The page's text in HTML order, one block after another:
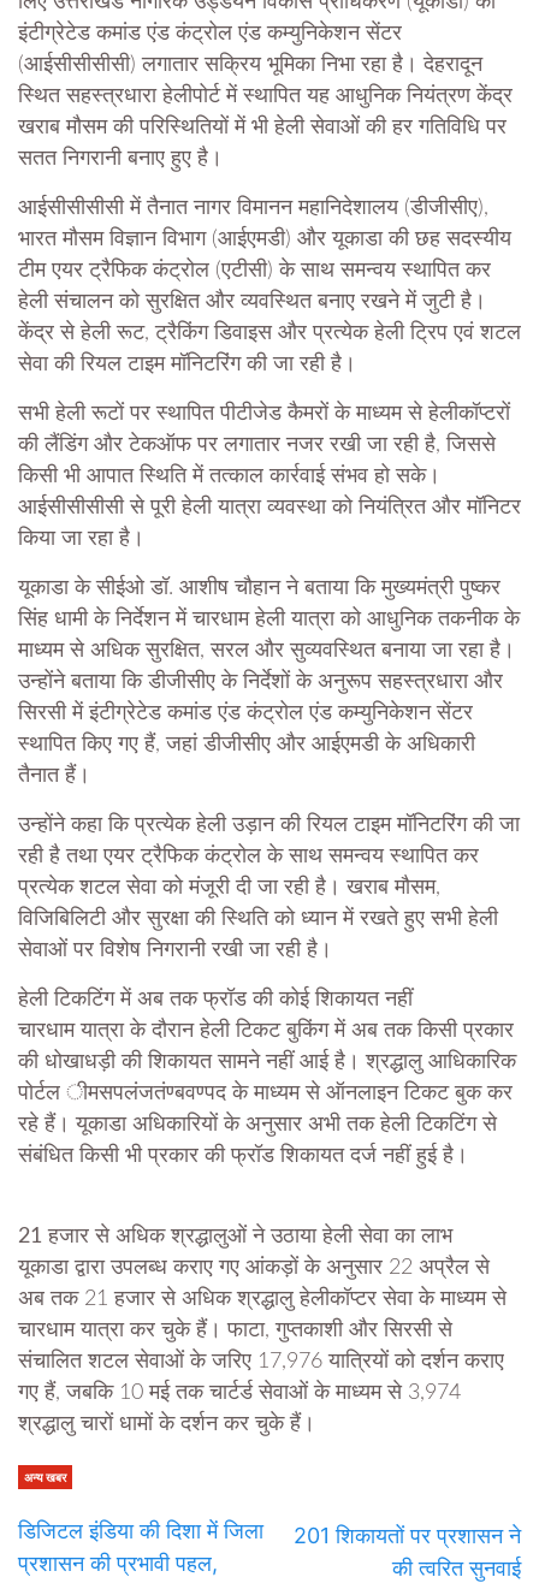
इंटीग्रेटेड कमांड एंड कंट्रोल एंड कम्युनिकेशन सेंटर
(आईसीसीसीसी) लगातार सक्रिय भूमिका निभा रहा है। देहरादून
स्थित सहस्त्रधारा हेलीपोर्ट में स्थापित यह आधुनिक नियंत्रण केंद्र
खराब मौसम की परिस्थितियों में भी हेली सेवाओं की हर गतिविधि पर
सतत निगरानी बनाए हुए है।
आईसीसीसीसी में तैनात नागर विमानन महानिदेशालय (डीजीसीए),
भारत मौसम विज्ञान विभाग (आईएमडी) और यूकाडा की छह सदस्यीय
टीम एयर ट्रैफिक कंट्रोल (एटीसी) के साथ समन्वय स्थापित कर
हेली संचालन को सुरक्षित और व्यवस्थित बनाए रखने में जुटी है।
केंद्र से हेली रूट, ट्रैकिंग डिवाइस और प्रत्येक हेली ट्रिप एवं शटल
सेवा की रियल टाइम मॉनिटरिंग की जा रही है।
सभी हेली रूटों पर स्थापित पीटीजेड कैमरों के माध्यम से हेलीकॉप्टरों
की लैंडिंग और टेकऑफ पर लगातार नजर रखी जा रही है, जिससे
किसी भी आपात स्थिति में तत्काल कार्रवाई संभव हो सके।
आईसीसीसीसी से पूरी हेली यात्रा व्यवस्था को नियंत्रित और मॉनिटर
किया जा रहा है।
यूकाडा के सीईओ डॉ. आशीष चौहान ने बताया कि मुख्यमंत्री पुष्कर
सिंह धामी के निर्देशन में चारधाम हेली यात्रा को आधुनिक तकनीक के
माध्यम से अधिक सुरक्षित, सरल और सुव्यवस्थित बनाया जा रहा है।
उन्होंने बताया कि डीजीसीए के निर्देशों के अनुरूप सहस्त्रधारा और
सिरसी में इंटीग्रेटेड कमांड एंड कंट्रोल एंड कम्युनिकेशन सेंटर
स्थापित किए गए हैं, जहां डीजीसीए और आईएमडी के अधिकारी
तैनात हैं।
उन्होंने कहा कि प्रत्येक हेली उड़ान की रियल टाइम मॉनिटरिंग की जा
रही है तथा एयर ट्रैफिक कंट्रोल के साथ समन्वय स्थापित कर
प्रत्येक शटल सेवा को मंजूरी दी जा रही है। खराब मौसम,
विजिबिलिटी और सुरक्षा की स्थिति को ध्यान में रखते हुए सभी हेली
सेवाओं पर विशेष निगरानी रखी जा रही है।
हेली टिकटिंग में अब तक फ्रॉड की कोई शिकायत नहीं
चारधाम यात्रा के दौरान हेली टिकट बुकिंग में अब तक किसी प्रकार
की धोखाधड़ी की शिकायत सामने नहीं आई है। श्रद्धालु आधिकारिक
पोर्टल ीमसपलंजतंण्बवण्पद के माध्यम से ऑनलाइन टिकट बुक कर
रहे हैं। यूकाडा अधिकारियों के अनुसार अभी तक हेली टिकटिंग से
संबंधित किसी भी प्रकार की फ्रॉड शिकायत दर्ज नहीं हुई है।
21 हजार से अधिक श्रद्धालुओं ने उठाया हेली सेवा का लाभ
यूकाडा द्वारा उपलब्ध कराए गए आंकड़ों के अनुसार 22 अप्रैल से
अब तक 21 हजार से अधिक श्रद्धालु हेलीकॉप्टर सेवा के माध्यम से
चारधाम यात्रा कर चुके हैं। फाटा, गुप्तकाशी और सिरसी से
संचालित शटल सेवाओं के जरिए 17,976 यात्रियों को दर्शन कराए
गए हैं, जबकि 10 मई तक चार्टर्ड सेवाओं के माध्यम से 3,974
श्रद्धालु चारों धामों के दर्शन कर चुके हैं।
अन्य खबर
डिजिटल इंडिया की दिशा में जिला
प्रशासन की प्रभावी पहल,
201 शिकायतों पर प्रशासन ने
की त्वरित सुनवाई